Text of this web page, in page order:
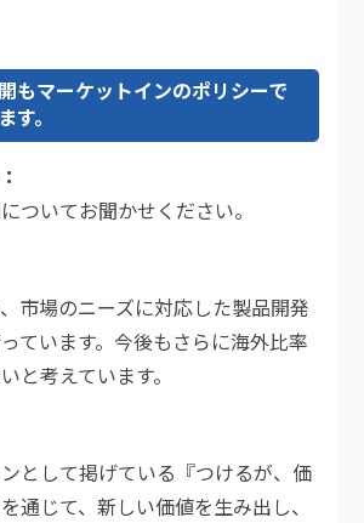
もマーケットインのポリシーで
す。
ついてお聞かせください。
市場のニーズに対応した製品開発
ています。今後もさらに海外比率
と考えています。
として掲げている『つけるが、価
通じて、新しい価値を生み出し、